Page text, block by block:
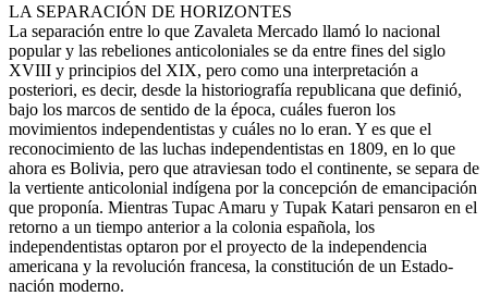
LA SEPARACIÓN DE HORIZONTES
La separación entre lo que Zavaleta Mercado llamó lo nacional
popular y las rebeliones anticoloniales se da entre fines del siglo
XVIII y principios del XIX, pero como una interpretación a
posteriori, es decir, desde la historiografía republicana que definió,
bajo los marcos de sentido de la época, cuáles fueron los
movimientos independentistas y cuáles no lo eran. Y es que el
reconocimiento de las luchas independentistas en 1809, en lo que
ahora es Bolivia, pero que atraviesan todo el continente, se separa de
la vertiente anticolonial indígena por la concepción de emancipación
que proponía. Mientras Tupac Amaru y Tupak Katari pensaron en el
retorno a un tiempo anterior a la colonia española, los
independentistas optaron por el proyecto de la independencia
americana y la revolución francesa, la constitución de un Estado-
nación moderno.